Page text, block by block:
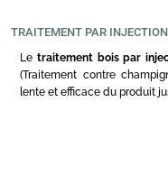
TRAITEMENT PAR INJECTION
Le traitement bois par
(Traitement contre
lente et efficace du produit